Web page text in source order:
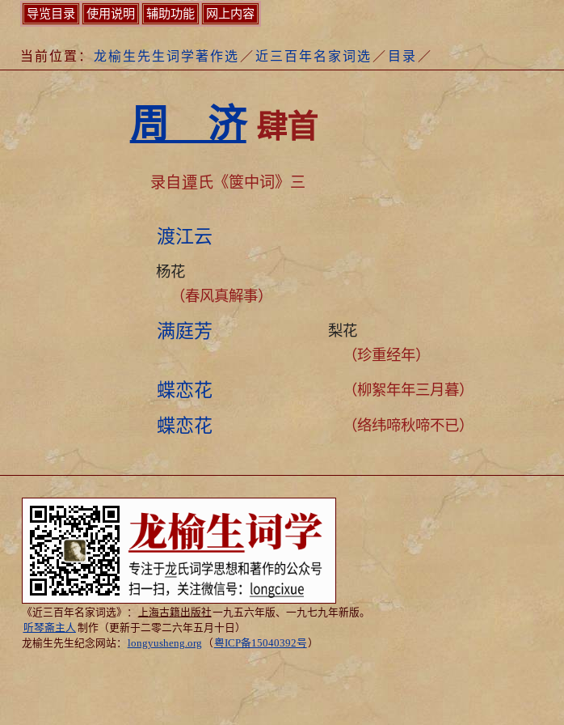
导览目录 使用说明 辅助功能 网上内容
当前位置： 龙榆生先生词学著作选 ／ 近三百年名家词选 ／ 目录 ／
周 济肆首
录自谭氏《箧中词》三
渡江云
杨花
（春风真解事）
满庭芳
梨花
（珍重经年）
蝶恋花 （柳絮年年三月暮）
蝶恋花 （络纬啼秋啼不已）
《近三百年名家词选》： 上海古籍出版社一九五六年版、一九七九年新版。
听琴斋主人 制作（更新于二零二六年五月十日）
龙榆生先生纪念网站： longyusheng.org （粤ICP备15040392号 ）